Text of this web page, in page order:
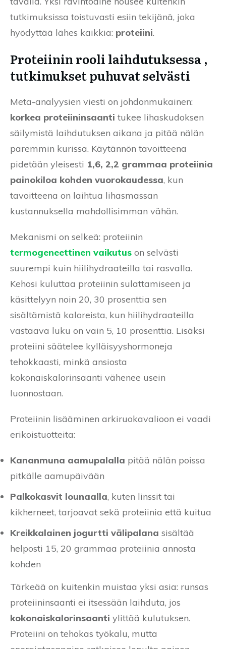
tutkimuksissa toistuvasti esiin tekijänä, joka
hyödyttää lähes kaikkia: proteiini.
Proteiinin rooli laihdutuksessa ,
tutkimukset puhuvat selvästi
Meta-analyysien viesti on johdonmukainen:
korkea proteiininsaanti tukee lihaskudoksen
säilymistä laihdutuksen aikana ja pitää nälän
paremmin kurissa. Käytännön tavoitteena
pidetään yleisesti 1,6, 2,2 grammaa proteiinia
painokiloa kohden vuorokaudessa, kun
tavoitteena on laihtua lihasmassan
kustannuksella mahdollisimman vähän.
Mekanismi on selkeä: proteiinin
termogeneettinen vaikutus on selvästi
suurempi kuin hiilihydraateilla tai rasvalla.
Kehosi kuluttaa proteiinin sulattamiseen ja
käsittelyyn noin 20, 30 prosenttia sen
sisältämistä kaloreista, kun hiilihydraateilla
vastaava luku on vain 5, 10 prosenttia. Lisäksi
proteiini säätelee kylläisyyshormoneja
tehokkaasti, minkä ansiosta
kokonaiskalorinsaanti vähenee usein
luonnostaan.
Proteiinin lisääminen arkiruokavalioon ei vaadi
erikoistuotteita:
Kananmuna aamupalalla pitää nälän poissa
pitkälle aamupäivään
Palkokasvit lounaalla, kuten linssit tai
kikherneet, tarjoavat sekä proteiinia että kuitua
Kreikkalainen jogurtti välipalana sisältää
helposti 15, 20 grammaa proteiinia annosta
kohden
Tärkeää on kuitenkin muistaa yksi asia: runsas
proteiininsaanti ei itsessään laihduta, jos
kokonaiskalorinsaanti ylittää kulutuksen.
Proteiini on tehokas työkalu, mutta